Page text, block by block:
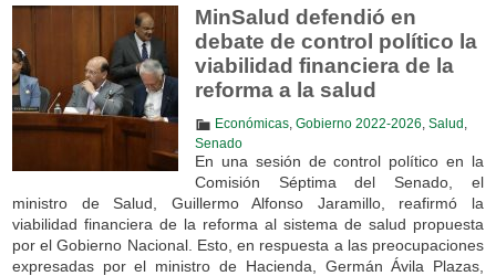
MinSalud defendió en
debate de control político la
viabilidad financiera de la
reforma a la salud
Económicas, Gobierno 2022-2026 Salud
Senado
En una sesión de control político en la
Comisión Séptima del Senado, el
ministro de Salud, Guillermo Alfonso Jaramillo, reafirmó la
viabilidad financiera de la reforma al sistema de salud propuesta
por el Gobierno Nacional. Esto, en respuesta a las preocupaciones
expresadas por el ministro de Hacienda, Germán Ávila Plazas,